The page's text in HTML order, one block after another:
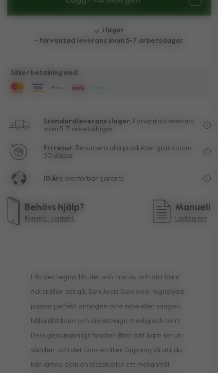
i lager
- förväntad leverans inom 5-7 arbetsdagar
Säker betalning med:
Standardleverans i lager.
Förväntad leverans
inom 5-7 arbetsdagar.
Fri retur.
Returnera alla produkter gratis inom
30 dagar.
10 Års överförbar garanti.
Behövs hjälp?
Komma i kontakt.
Manuell
Ladda ner
Låt det regna, låt det snö, har du och ditt barn
fick ställen att gå. Den Joolz Geo övre regnskydd
passar perfekt antingen övre säte eller sängen,
hålla ditt barn och din sittvagn, trevlig och torrt.
Dess genomskinligt fönster låter ditt barn ser ut i
världen, och det finns en liten öppning så att du
kan lämna dem en leksak eller ett mellanmål.